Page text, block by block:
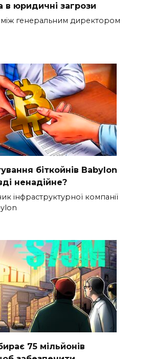
в юридичні загрози
генеральним директором
біткойнів Babylon
ненадійне?
інфраструктурної компанії
75 мільйонів